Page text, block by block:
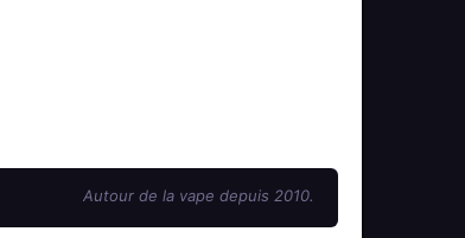
Autour de la vape depuis 2010.